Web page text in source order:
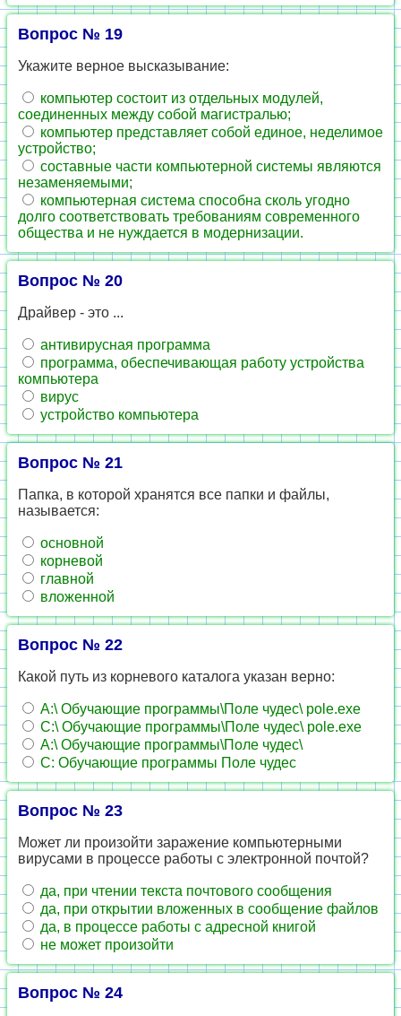
Вопрос № 19
Укажите верное высказывание:
компьютер состоит из отдельных модулей,
соединенных между собой магистралью;
компьютер представляет собой единое, неделимое
устройство;
составные части компьютерной системы являются
незаменяемыми;
компьютерная система способна сколь угодно
долго соответствовать требованиям современного
общества и не нуждается в модернизации.
Вопрос № 20
Драйвер - это ...
антивирусная программа
программа, обеспечивающая работу устройства
компьютера
вирус
устройство компьютера
Вопрос № 21
Папка, в которой хранятся все папки и файлы,
называется:
основной
корневой
главной
вложенной
Вопрос № 22
Какой путь из корневого каталога указан верно:
А:\ Обучающие программы\Поле чудес\ pole.exe
C:\ Обучающие программы\Поле чудес\ pole.exe
А:\ Обучающие программы\Поле чудес\
С: Обучающие программы Поле чудес
Вопрос № 23
Может ли произойти заражение компьютерными
вирусами в процессе работы с электронной почтой?
да, при чтении текста почтового сообщения
да, при открытии вложенных в сообщение файлов
да, в процессе работы с адресной книгой
не может произойти
Вопрос № 24